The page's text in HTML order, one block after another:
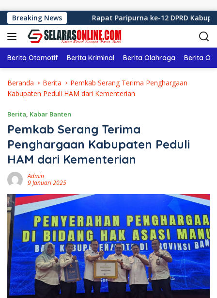
Breaking News
2026 Rapat Paripurna ke-12 DPRD Kabupaten
Berita Otomotif Berita Kriminal Berita Olahraga Berita
Beranda Berita
Pemkab Serang Terima Penghargaan
Kabupaten Peduli HAM dari Kementerian
Berita, Kabar Banten
Pemkab Serang Terima
Penghargaan Kabupaten Peduli
HAM dari Kementerian
Admin
9 Januari 2025